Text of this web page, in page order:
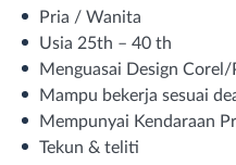
Pria / Wanita
Usia 25th – 40 th
Menguasai Design
Mampu bekerja sesuai
Mempunyai Kendaraan
Tekun & teliti